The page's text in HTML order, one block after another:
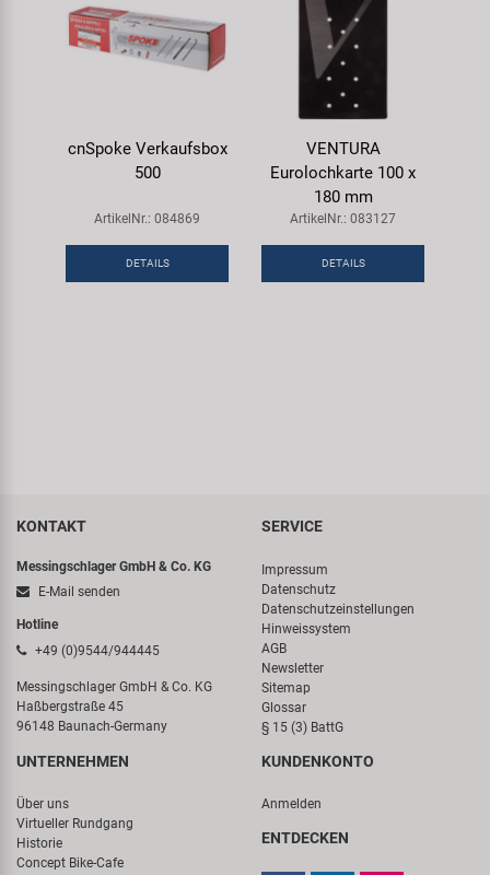
cnSpoke Verkaufsbox
500
ArtikelNr.: 084869
DETAILS
VENTURA
Eurolochkarte 100 x
180 mm
ArtikelNr.: 083127
DETAILS
KONTAKT
Messingschlager GmbH & Co. KG
E-Mail senden
Hotline
+49 (0)9544/944445
Messingschlager GmbH & Co. KG
Haßbergstraße 45
96148 Baunach-Germany
SERVICE
Impressum
Datenschutz
Datenschutzeinstellungen
Hinweissystem
AGB
Newsletter
Sitemap
Glossar
§ 15 (3) BattG
UNTERNEHMEN
Über uns
Virtueller Rundgang
Historie
Concept Bike-Cafe
KUNDENKONTO
Anmelden
ENTDECKEN